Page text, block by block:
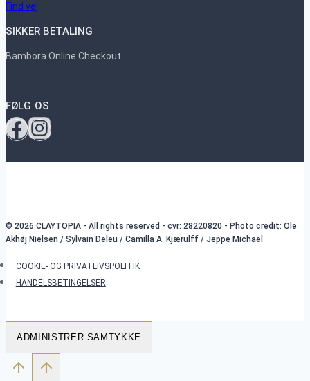
Find vej
SIKKER BETALING
Bambora Online Checkout
FØLG OS
© 2026 CLAYTOPIA - All rights reserved - cvr: 28220820 - Photo credit: Ole
Akhøj Nielsen / Sylvain Deleu / Camilla A. Kjærulff / Jeppe Michael
COOKIE- OG PRIVATLIVSPOLITIK
HANDELSBETINGELSER
ADMINISTRER SAMTYKKE